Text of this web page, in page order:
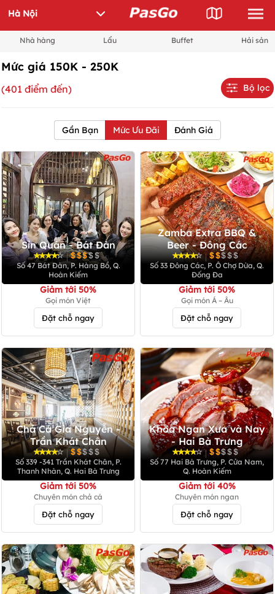
Nhà hàng Lẩu Buffet Hải sản
Mức giá 150K - 250K
(401 điểm đến) Bộ lọc
Gần Bạn Mức Ưu Đãi Đánh Giá
Sỉn Quán - Bát Đàn
|
Số 47 Bát Đàn, P. Hàng Bồ, Q.
Hoàn Kiếm
Giảm tới 50%
Gọi món Việt
Đặt chỗ ngay
Zamba Extra BBQ &
Beer - Đông Các
|
Số 33 Đông Các, P. Ô Chợ Dừa, Q.
Đống Đa
Giảm tới 50%
Gọi món Á – Âu
Đặt chỗ ngay
Chả Cá Gia Nguyễn -
Trần Khát Chân
|
Số 339 -341 Trần Khát Chân, P.
Thanh Nhàn, Q. Hai Bà Trưng
Giảm tới 50%
Chuyên món chả cá
Đặt chỗ ngay
Khoa Ngan Xưa và Nay
- Hai Bà Trưng
|
Số 77 Hai Bà Trưng, P. Cửa Nam,
Q. Hoàn Kiếm
Giảm tới 40%
Chuyên món ngan
Đặt chỗ ngay